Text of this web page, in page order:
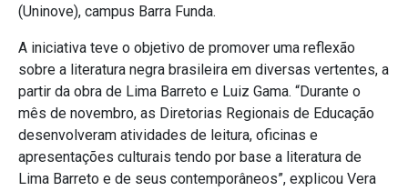
(Uninove), campus Barra Funda.
A iniciativa teve o objetivo de promover uma reflexão
sobre a literatura negra brasileira em diversas vertentes, a
partir da obra de Lima Barreto e Luiz Gama. “Durante o
mês de novembro, as Diretorias Regionais de Educação
desenvolveram atividades de leitura, oficinas e
apresentações culturais tendo por base a literatura de
Lima Barreto e de seus contemporâneos”, explicou Vera